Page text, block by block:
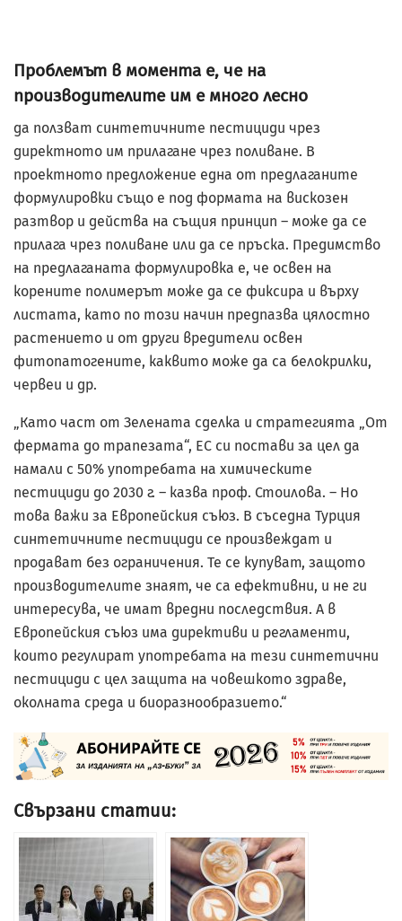
Проблемът в момента е, че на
производителите им е много лесно
да ползват синтетичните пестициди чрез
директното им прилагане чрез поливане. В
проектното предложение една от предлаганите
формулировки също е под формата на вискозен
разтвор и действа на същия принцип – може да се
прилага чрез поливане или да се пръска. Предимство
на предлаганата формулировка е, че освен на
корените полимерът може да се фиксира и върху
листата, като по този начин предпазва цялостно
растението и от други вредители освен
фитопатогените, каквито може да са белокрилки,
червеи и др.
„Като част от Зелената сделка и стратегията „От
фермата до трапезата“, ЕС си постави за цел да
намали с 50% употребата на химическите
пестициди до 2030 г. – казва проф. Стоилова. – Но
това важи за Европейския съюз. В съседна Турция
синтетичните пестициди се произвеждат и
продават без ограничения. Те се купуват, защото
производителите знаят, че са ефективни, и не ги
интересува, че имат вредни последствия. А в
Европейския съюз има директиви и регламенти,
които регулират употребата на тези синтетични
пестициди с цел защита на човешкото здраве,
околната среда и биоразнообразието.“
Свързани статии: